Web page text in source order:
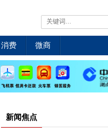
消费 微商
新闻焦点